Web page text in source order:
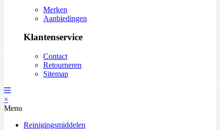
Merken
Aanbiedingen
Klantenservice
Contact
Retourneren
Sitemap
×
Menu
Reinigingsmiddelen